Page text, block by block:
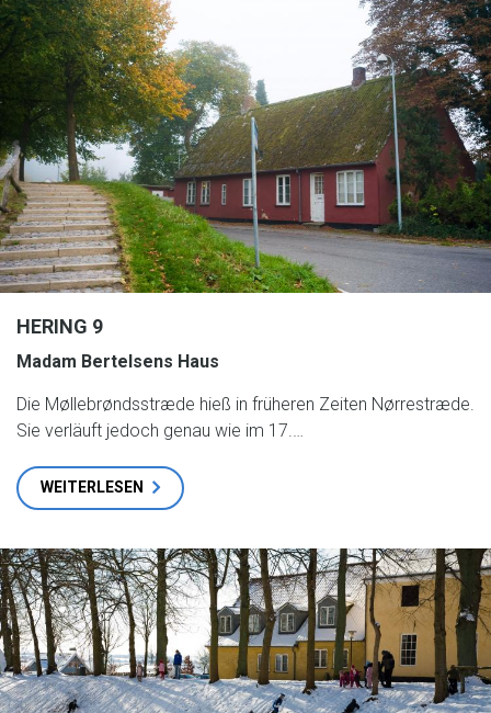
HERING 9
Madam Bertelsens Haus
Die Møllebrøndsstræde hieß in früheren Zeiten Nørrestræde.
Sie verläuft jedoch genau wie im 17.…
WEITERLESEN